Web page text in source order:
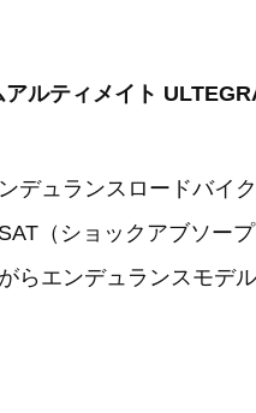
ルティメイト
デュランスロードバイ
（ショックアブソー
らエンデュランスモデ